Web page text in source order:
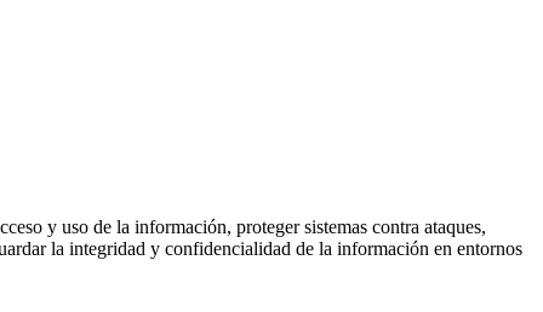
y uso de la información, proteger sistemas contra ataques,
la integridad y confidencialidad de la información en entornos